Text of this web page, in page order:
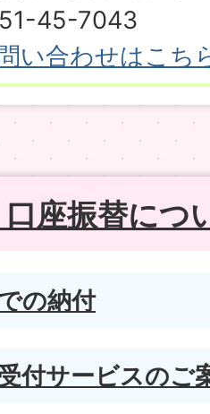
45-7043
い合わせはこち
座振替につ
の納付
付サービスのご